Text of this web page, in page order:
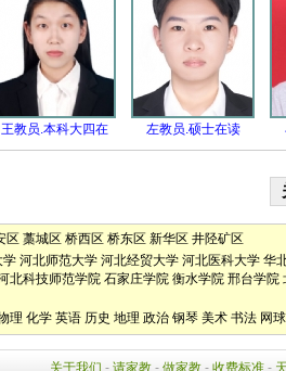
王教员.本科大四在 左教员.硕士在读
区 藁城区 桥西区 桥东区 新华区 井陉矿区
学 河北师范大学 河北经贸大学 河北医科大学 华
北科技师范学院 石家庄学院 衡水学院 邢台学院
理 化学 英语 历史 地理 政治 钢琴 美术 书法 网球
关于我们 - 请家教- 做家教- 收费标准-